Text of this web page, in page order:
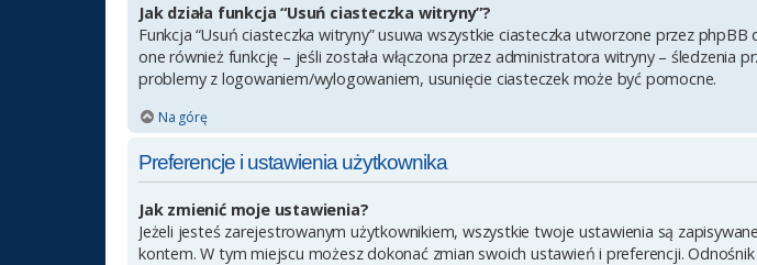
Jak działa funkcja “Usuń ciasteczka witryny”?
Funkcja “Usuń ciasteczka witryny” usuwa wszystkie ciasteczka utworzone przez
one również funkcję – jeśli została włączona przez administratora witryny – śledzenia
problemy z logowaniem/wylogowaniem, usunięcie ciasteczek może być pomocne.
Na górę
Preferencje i ustawienia użytkownika
Jak zmienić moje ustawienia?
Jeżeli jesteś zarejestrowanym użytkownikiem, wszystkie twoje ustawienia są
kontem. W tym miejscu możesz dokonać zmian swoich ustawień i preferencji.